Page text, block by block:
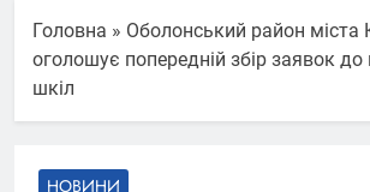
Головна » Оболонський район міста
оголошує попередній збір заявок
шкіл
НОВИНИ